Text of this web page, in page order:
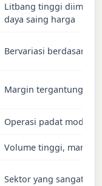
Litbang tinggi
daya saing harga
Bervariasi
Margin tergantung
Operasi padat modal
Volume tinggi, margin
Sektor yang sangat